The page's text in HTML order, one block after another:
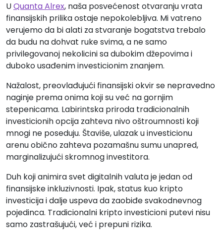
UQuanta Alrex, naša posvećenost otvaranju vrata
finansijskih prilika ostaje nepokolebljiva. Mi vatreno
verujemo da bi alati za stvaranje bogatstva trebalo
da budu na dohvat ruke svima, a ne samo
privilegovanoj nekolicini sa dubokim džepovima i
duboko usađenim investicionim znanjem.
Nažalost, preovlađujući finansijski okvir se nepravedno
naginje prema onima koji su već na gornjim
stepenicama. Labirintska priroda tradicionalnih
investicionih opcija zahteva nivo oštroumnosti koji
mnogi ne poseduju. Štaviše, ulazak u investicionu
arenu obično zahteva pozamašnu sumu unapred,
marginalizujući skromnog investitora.
Duh koji animira svet digitalnih valuta je jedan od
finansijske inkluzivnosti. Ipak, status kuo kripto
investicija i dalje uspeva da zaobiđe svakodnevnog
pojedinca. Tradicionalni kripto investicioni putevi nisu
samo zastrašujući, već i prepuni rizika.